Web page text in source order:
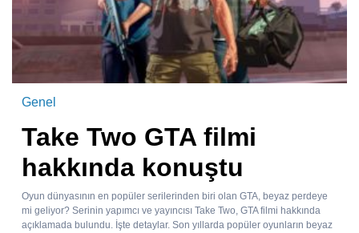
Genel
Take Two GTA filmi
hakkında konuştu
Oyun dünyasının en popüler serilerinden biri olan GTA, beyaz perdeye
mi geliyor? Serinin yapımcı ve yayıncısı Take Two, GTA filmi hakkında
açıklamada bulundu. İşte detaylar. Son yıllarda popüler oyunların beyaz